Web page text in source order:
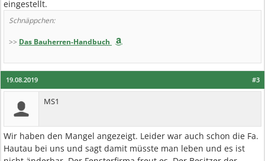
eingestellt.
Schnäppchen:
>> Das Bauherren-Handbuch
#3
19.08.2019
MS1
Wir haben den Mangel angezeigt. Leider war auch schon die Fa.
Hautau bei uns und sagt damit müsste man leben und es ist